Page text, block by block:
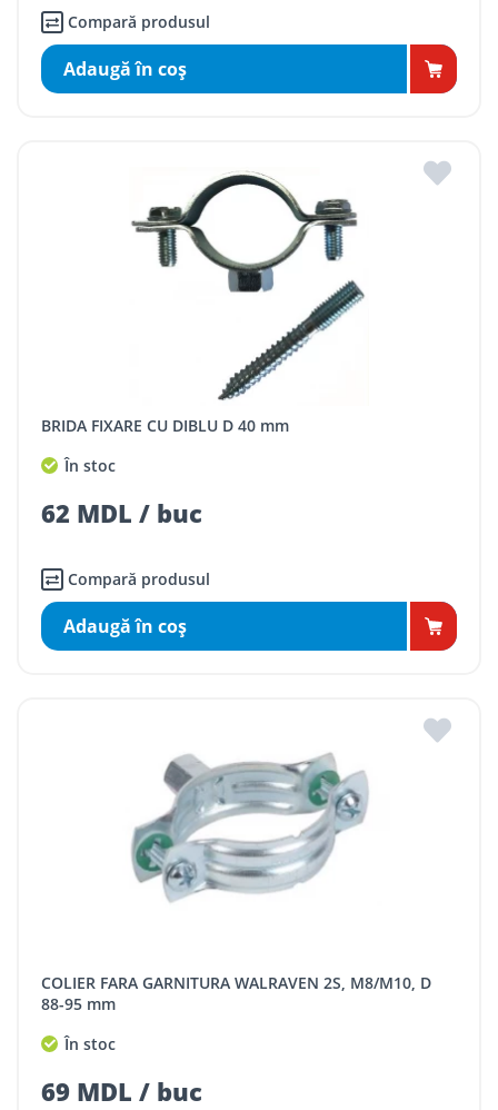
Compară produsul
Adaugă în coş
BRIDA FIXARE CU DIBLU D 40 mm
În stoc
62 MDL / buc
Compară produsul
Adaugă în coş
COLIER FARA GARNITURA WALRAVEN 2S, M8/M10, D
88-95 mm
În stoc
69 MDL / buc